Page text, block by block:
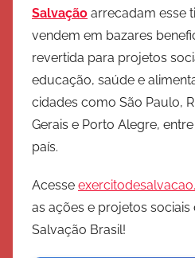
Salvação arrecadam esse
vendem em bazares
revertida para projetos
educação, saúde e
cidades como São Paulo,
Gerais e Porto Alegre,
país.
Acesse
as ações e projetos sociais
Salvação Brasil!